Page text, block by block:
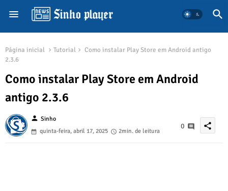
Página inicial Tutorial
Como instalar Play Store em Android antigo
2.3.6
Como instalar Play Store em Android
antigo 2.3.6
person Sinho
quinta-feira, abril 17, 2025
2min. de leitura
0 share